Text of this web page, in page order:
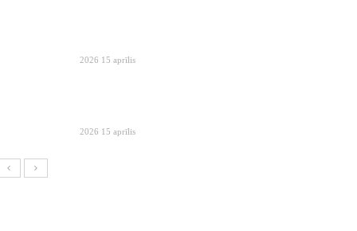
2026 15 aprīlis
2026 15 aprīlis